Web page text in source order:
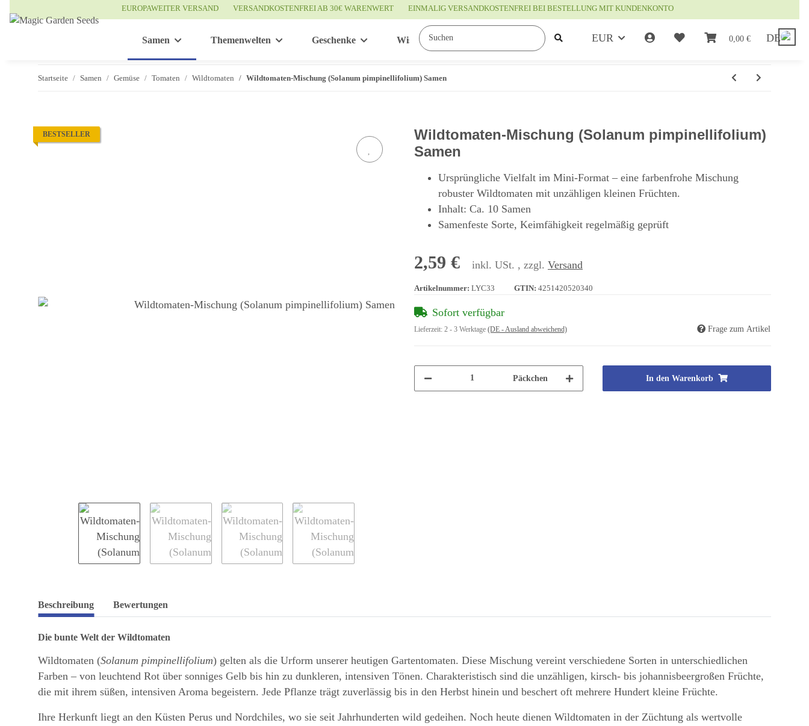
EUROPAWEITER VERSAND VERSANDKOSTENFREI AB 30€ WARENWERT EINMALIG VERSANDKOSTENFREI BEI BESTELLUNG MIT KUNDENKONTO
EUR 0,00 € DE
Samen Themenwelten Geschenke Wissenswertes
Startseite Samen Gemüse Tomaten Wildtomaten Wildtomaten-Mischung (Solanum pimpinellifolium) Samen
BESTSELLER
Wildtomaten-Mischung (Solanum pimpinellifolium)
Samen
Ursprüngliche Vielfalt im Mini-Format – eine farbenfrohe Mischung
robuster Wildtomaten mit unzähligen kleinen Früchten.
Inhalt: Ca. 10 Samen
Samenfeste Sorte, Keimfähigkeit regelmäßig geprüft
2,59 € inkl. USt. , zzgl. Versand
Artikelnummer: LYC33 GTIN: 4251420520340
Sofort verfügbar
Lieferzeit: 2 - 3 Werktage (DE - Ausland abweichend) Frage zum Artikel
Päckchen In den Warenkorb
Beschreibung Bewertungen
Die bunte Welt der Wildtomaten
Wildtomaten (Solanum pimpinellifolium) gelten als die Urform unserer heutigen Gartentomaten. Diese Mischung vereint verschiedene Sorten in unterschiedlichen
Farben – von leuchtend Rot über sonniges Gelb bis hin zu dunkleren, intensiven Tönen. Charakteristisch sind die unzähligen, kirsch- bis johannisbeergroßen Früchte,
die mit ihrem süßen, intensiven Aroma begeistern. Jede Pflanze trägt zuverlässig bis in den Herbst hinein und beschert oft mehrere Hundert kleine Früchte.
Ihre Herkunft liegt an den Küsten Perus und Nordchiles, wo sie seit Jahrhunderten wild gedeihen. Noch heute dienen Wildtomaten in der Züchtung als wertvolle